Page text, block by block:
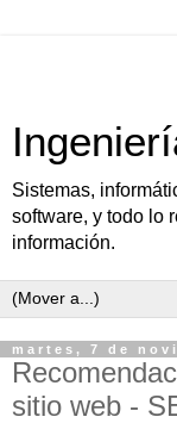
Sistemas,
software, y todo lo
información.
martes, 7 de
sitio web -